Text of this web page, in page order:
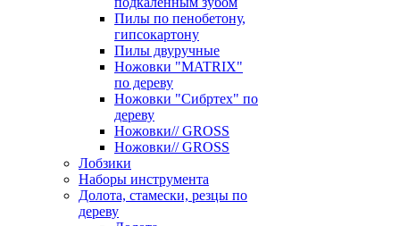
Пилы по пенобетону,
гипсокартону
Пилы двуручные
Ножовки "MATRIX"
по дереву
Ножовки "Сибртех" по
дереву
Ножовки// GROSS
Ножовки// GROSS
Лобзики
Наборы инструмента
Долота, стамески, резцы по
дереву